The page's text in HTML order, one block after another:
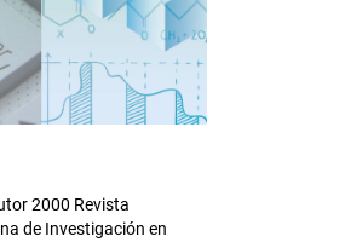
2000 Revista
de Investigación en